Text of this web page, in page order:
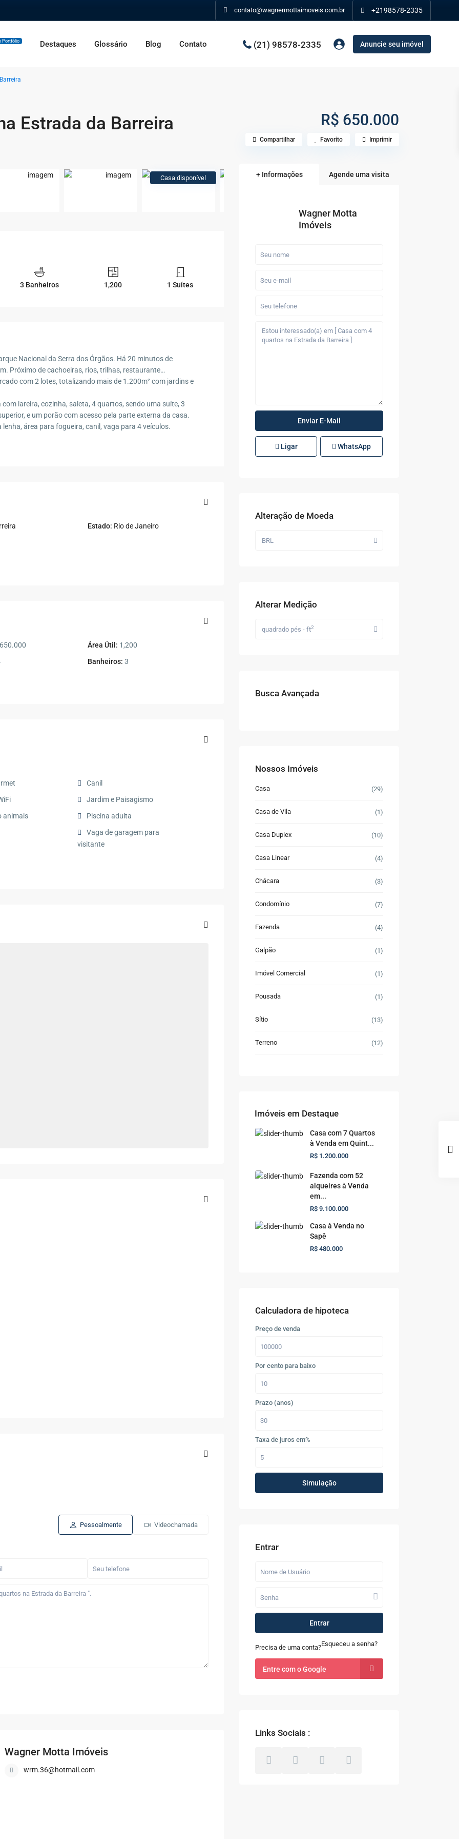
contato@wagnermottaimoveis.com.br +2198578-2335
Portfólio Destaques Glossário Blog Contato (21) 98578-2335 Anuncie seu imóvel
Estrada da Barreira R$ 650.000
Compartilhar Favorito Imprimir
Casa disponível
3 Banheiros 1,200 1 Suítes
Nacional da Serra dos Órgãos. Há 20 minutos de
Próximo de cachoeiras, rios, trilhas, restaurante…
com 2 lotes, totalizando mais de 1.200m² com jardins e
lareira, cozinha, saleta, 4 quartos, sendo uma suíte, 3
e um porão com acesso pela parte externa da casa.
área para fogueira, canil, vaga para 4 veículos.
Estado: Rio de Janeiro
Área Útil: 1,200
Banheiros: 3
Canil
Jardim e Paisagismo
animais
Piscina adulta
Vaga de garagem para
visitante
Pessoalmente Videochamada
Wagner Motta Imóveis
wrm.36@hotmail.com
+ Informações Agende uma visita
Wagner Motta
Imóveis
Ligar WhatsApp
Alteração de Moeda
BRL
Alterar Medição
quadrado pés - ft2
Busca Avançada
Nossos Imóveis
Casa (29)
Casa de Vila (1)
Casa Duplex (10)
Casa Linear (4)
Chácara (3)
Condomínio (7)
Fazenda (4)
Galpão (1)
Imóvel Comercial (1)
Pousada (1)
Sítio (13)
Terreno (12)
Imóveis em Destaque
Casa com 7 Quartos
à Venda em Quint...
R$ 1.200.000
Fazenda com 52
alqueires à Venda
em...
R$ 9.100.000
Casa à Venda no
Sapê
R$ 480.000
Calculadora de hipoteca
Preço de venda
Por cento para baixo
Prazo (anos)
Taxa de juros em%
Simulação
Entrar
Entrar
Precisa de uma conta?Esqueceu a senha?
Entre com o Google
Links Sociais :